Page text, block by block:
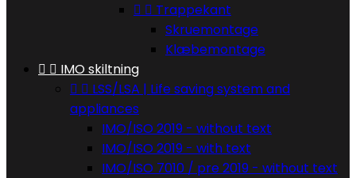
  Trappekant
Skruemontage
Klæbemontage
  IMO skiltning
  LSS/LSA | Life saving system and
appliances
IMO/ISO 2019 - without text
IMO/ISO 2019 - with text
IMO/ISO 7010 / pre 2019 - without text